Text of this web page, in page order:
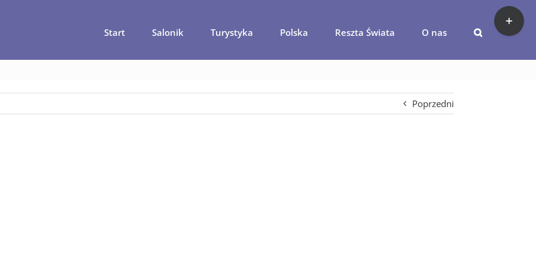
Start Salonik Turystyka Polska Reszta Świata O nas
Dwa urocze, portugalskie miasteczka, które warto zobaczyć
Poprzedni
Toggle
Sliding
Bar